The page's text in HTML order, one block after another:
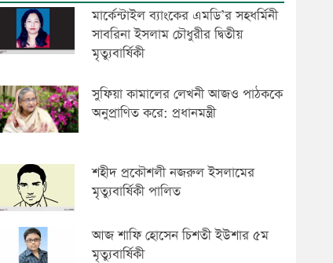
মার্কেন্টাইল ব্যাংকের এমডি’র সহধর্মিনী
সাবরিনা ইসলাম চৌধুরীর দ্বিতীয়
মৃত্যুবার্ষিকী
সুফিয়া কামালের লেখনী আজও পাঠককে
অনুপ্রাণিত করে: প্রধানমন্ত্রী
শহীদ প্রকৌশলী নজরুল ইসলামের
মৃত্যুবার্ষিকী পালিত
আজ শাফি হোসেন চিশতী ইউশার ৫ম
মৃত্যুবার্ষিকী